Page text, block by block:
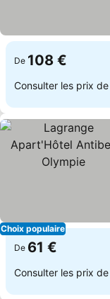
De 108 €
Consulter les prix de
Choix populaire
De 61 €
Consulter les prix de